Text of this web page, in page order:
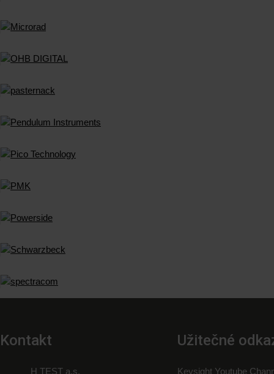
Kontakt
H TEST a.s.
Užitečné
Keysight Youtube